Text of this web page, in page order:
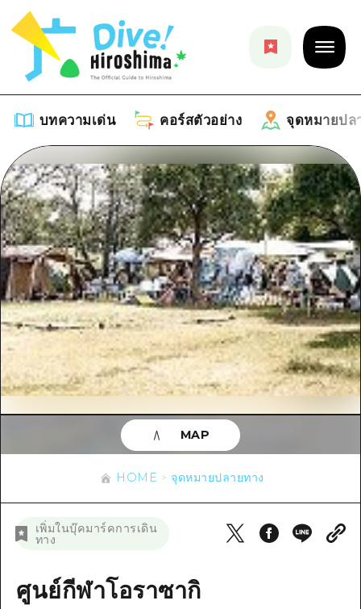
บทความเด่น คอร์สตัวอย่าง จุดหมายปล
บทความเด่น
รายการ
คำแนะนำ
ศิลปะ
งานอีเว้นท์ / เทศกาล
อาหารรสเลิศ / สุรา
การปั่นจักรยาน
ช้อปปิ้ง
กีฬา
สถานบันเทิงยามค่ำคืน
มาตรฐาน
คอร์สตัวอย่าง
รายการ
คู่มือ Dive! Hiroshima
ฮิโรชิม่า โมชิ โมชิ ทราเวล
บริเวณรอบเมืองฮิโรชิม่า
บิงโก
บริเวณรอบๆ มิยาจิมะ
จุดหมายปลายทาง
รายการ
บริเวณรอบเมืองฮิโรชิม่า
อากิ
บิงโก
บิโฮคุ
เกโฮคุ
จังหวัดเอฮิเมะ
อีเว้นท์
ข้อมูลตามฤดูกาล
ข้อมูลที่เป็นประโยชน์
รายการ
เข้าถึงเข้าถึง
สรุปการจราจรรอง
ตั๋วเที่ยวคุ้มค่าตั๋วเที่ยวคุ้มค่า
ข่าว
HOME จุดหมายปลายทาง
เพิ่มในบุ๊คมาร์คการเดิน
ทาง
ศูนย์กีฬาโอราซากิ
MAP